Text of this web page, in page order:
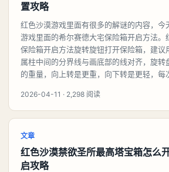
置攻略
红色沙漠游戏里面有很多的解谜的内容，今
游戏里面的希尔赛德大宅保险箱开启方法。
保险箱开启方法旋转旋钮打开保险箱，建议
属柱中间的分界线与画底部的线对齐，旋转
的重量，向上转是更重，向下转是更轻，每
2026-04-11 · 2,298 阅读
文章
红色沙漠禁欲圣所最高塔宝箱怎么
启攻略